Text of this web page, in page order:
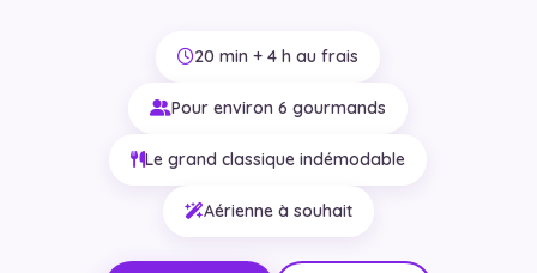
20 min + 4 h au frais
Pour environ 6 gourmands
Le grand classique indémodable
Aérienne à souhait